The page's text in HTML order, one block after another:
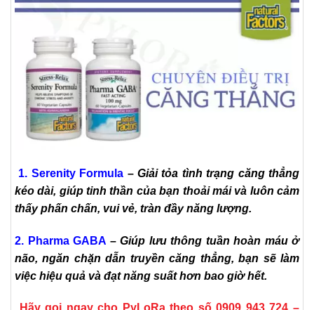
1. Serenity Formula –Giải tỏa tình trạng căng thẳng
kéo dài, giúp tinh thần của bạn thoải mái và luôn cảm
thấy phấn chấn, vui vẻ, tràn đầy năng lượng.
2. Pharma GABA – Giúp lưu thông tuần hoàn máu ở
não, ngăn chặn dẫn truyền căng thẳng, bạn sẽ làm
việc hiệu quả và đạt năng suất hơn bao giờ hết.